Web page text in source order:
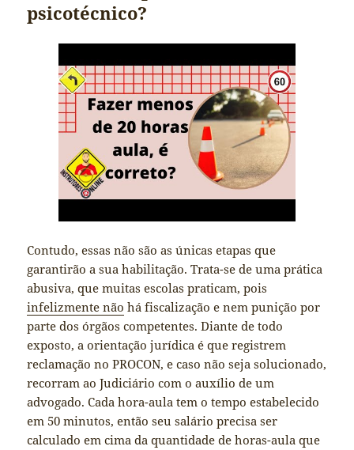
psicotécnico?
Contudo, essas não são as únicas etapas que
garantirão a sua habilitação. Trata-se de uma prática
abusiva, que muitas escolas praticam, pois
infelizmente não há fiscalização e nem punição por
parte dos órgãos competentes. Diante de todo
exposto, a orientação jurídica é que registrem
reclamação no PROCON, e caso não seja solucionado,
recorram ao Judiciário com o auxílio de um
advogado. Cada hora-aula tem o tempo estabelecido
em 50 minutos, então seu salário precisa ser
calculado em cima da quantidade de horas-aula que